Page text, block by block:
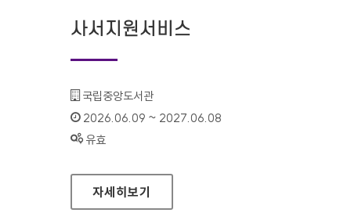
사서지원서비스
기관명 :
국립중앙도서관
인증기간 :
2026.06.09 ~ 2027.06.08
상태 :
유효
사서지원서비스
자세히보기